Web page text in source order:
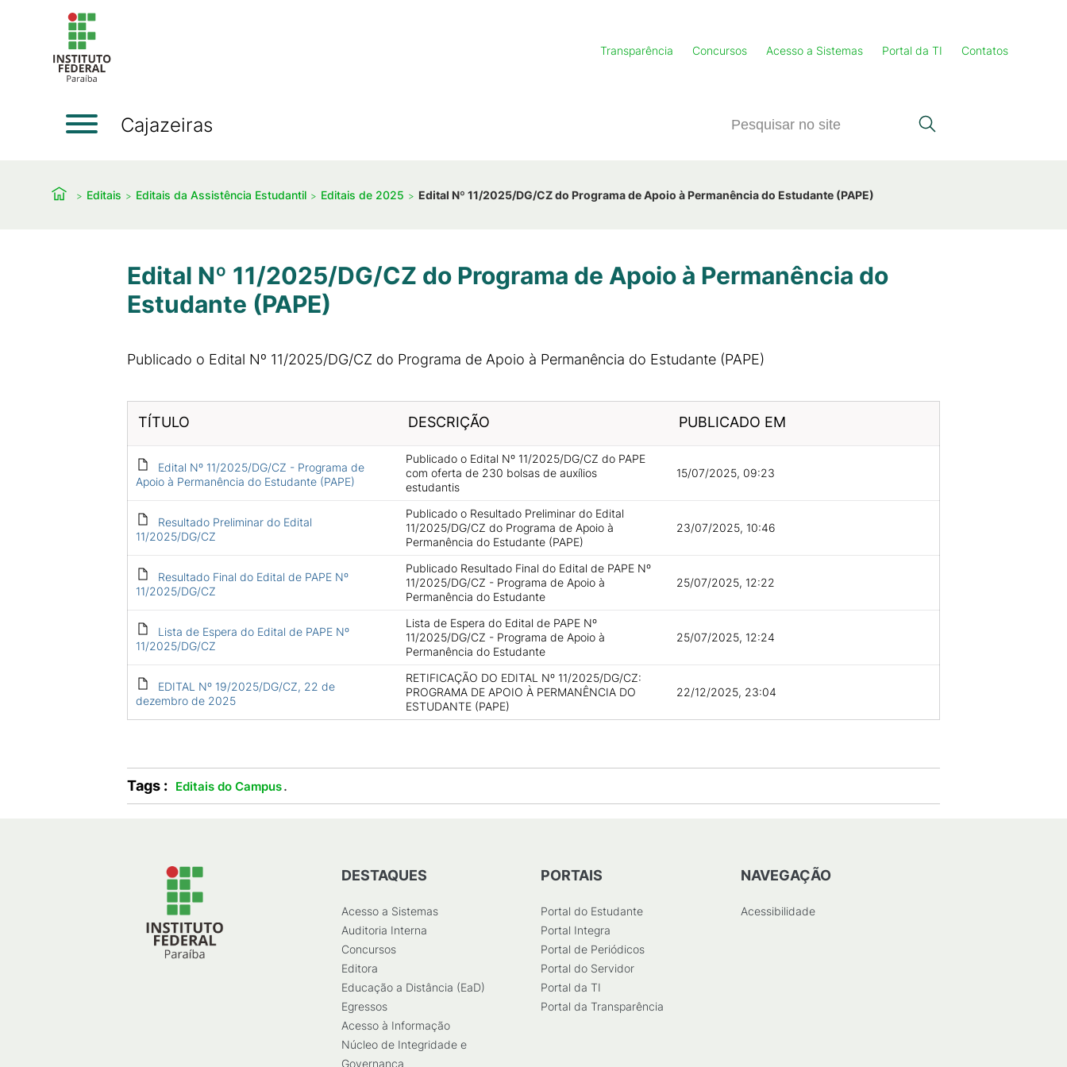
Transparência Concursos Acesso a Sistemas Portal da TI Contatos
Cajazeiras
Editais Editais da Assistência Estudantil Editais de 2025 Edital Nº 11/2025/DG/CZ do Programa de Apoio à Permanência do Estudante (PAPE)
Edital Nº 11/2025/DG/CZ do Programa de Apoio à Permanência do
Estudante (PAPE)
Publicado o Edital Nº 11/2025/DG/CZ do Programa de Apoio à Permanência do Estudante (PAPE)
TÍTULO DESCRIÇÃO PUBLICADO EM
Edital Nº 11/2025/DG/CZ - Programa de
Apoio à Permanência do Estudante (PAPE)
Publicado o Edital Nº 11/2025/DG/CZ do PAPE
com oferta de 230 bolsas de auxílios
estudantis
15/07/2025, 09:23
Resultado Preliminar do Edital
11/2025/DG/CZ
Publicado o Resultado Preliminar do Edital
11/2025/DG/CZ do Programa de Apoio à
Permanência do Estudante (PAPE)
23/07/2025, 10:46
Resultado Final do Edital de PAPE Nº
11/2025/DG/CZ
Publicado Resultado Final do Edital de PAPE Nº
11/2025/DG/CZ - Programa de Apoio à
Permanência do Estudante
25/07/2025, 12:22
Lista de Espera do Edital de PAPE Nº
11/2025/DG/CZ
Lista de Espera do Edital de PAPE Nº
11/2025/DG/CZ - Programa de Apoio à
Permanência do Estudante
25/07/2025, 12:24
EDITAL Nº 19/2025/DG/CZ, 22 de
dezembro de 2025
RETIFICAÇÃO DO EDITAL Nº 11/2025/DG/CZ:
PROGRAMA DE APOIO À PERMANÊNCIA DO
ESTUDANTE (PAPE)
22/12/2025, 23:04
Tags : Editais do Campus.
DESTAQUES
Acesso a Sistemas
Auditoria Interna
Concursos
Editora
Educação a Distância (EaD)
Egressos
Acesso à Informação
Núcleo de Integridade e
Governança
PORTAIS
Portal do Estudante
Portal Integra
Portal de Periódicos
Portal do Servidor
Portal da TI
Portal da Transparência
NAVEGAÇÃO
Acessibilidade